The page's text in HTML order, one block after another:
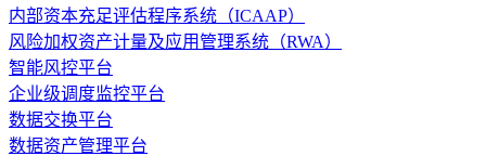
内部资本充足评估程序系统（ICAAP）
风险加权资产计量及应用管理系统（RWA）
智能风控平台
企业级调度监控平台
数据交换平台
数据资产管理平台